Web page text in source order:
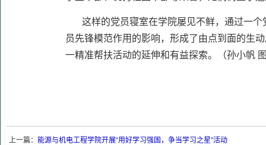
这样的党员寝室在学院屡见不鲜，通过一
员先锋模范作用的影响，形成了由点到面的生
一精准帮扶活动的延伸和有益探索。（孙小帆
上一篇： 能源与机电工程学院开展“用好学习强国，争当学习之星”活动